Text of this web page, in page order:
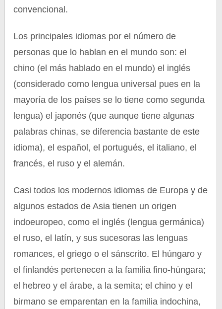
convencional.
Los principales idiomas por el número de
personas que lo hablan en el mundo son: el
chino (el más hablado en el mundo) el inglés
(considerado como lengua universal pues en la
mayoría de los países se lo tiene como segunda
lengua) el japonés (que aunque tiene algunas
palabras chinas, se diferencia bastante de este
idioma), el español, el portugués, el italiano, el
francés, el ruso y el alemán.
Casi todos los modernos idiomas de Europa y de
algunos estados de Asia tienen un origen
indoeuropeo, como el inglés (lengua germánica)
el ruso, el latín, y sus sucesoras las lenguas
romances, el griego o el sánscrito. El húngaro y
el finlandés pertenecen a la familia fino-húngara;
el hebreo y el árabe, a la semita; el chino y el
birmano se emparentan en la familia indochina,